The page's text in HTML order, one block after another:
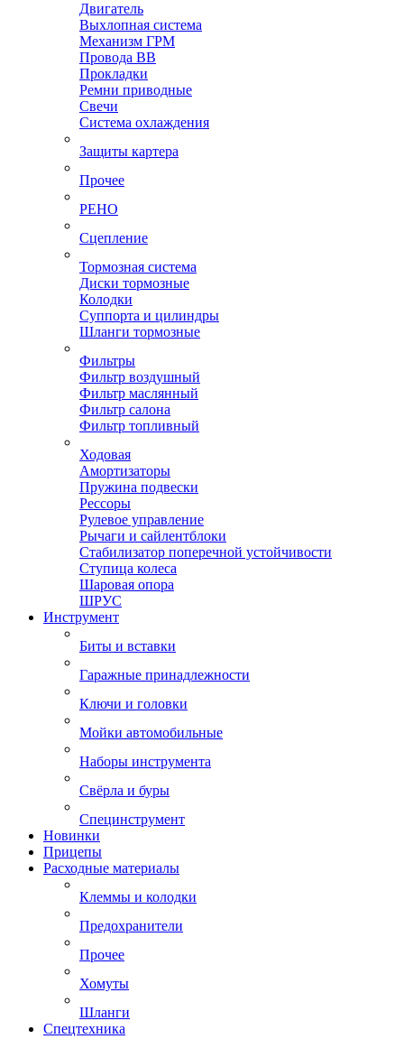
Двигатель
Выхлопная система
Механизм ГРМ
Провода ВВ
Прокладки
Ремни приводные
Свечи
Система охлаждения
Защиты картера
Прочее
РЕНО
Сцепление
Тормозная система
Диски тормозные
Колодки
Суппорта и цилиндры
Шланги тормозные
Фильтры
Фильтр воздушный
Фильтр маслянный
Фильтр салона
Фильтр топливный
Ходовая
Амортизаторы
Пружина подвески
Рессоры
Рулевое управление
Рычаги и сайлентблоки
Стабилизатор поперечной устойчивости
Ступица колеса
Шаровая опора
ШРУС
Инструмент
Биты и вставки
Гаражные принадлежности
Ключи и головки
Мойки автомобильные
Наборы инструмента
Свёрла и буры
Специнструмент
Новинки
Прицепы
Расходные материалы
Клеммы и колодки
Предохранители
Прочее
Хомуты
Шланги
Спецтехника